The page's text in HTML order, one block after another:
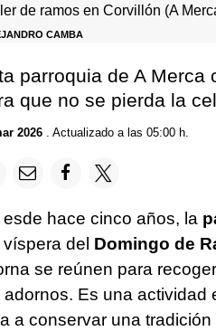
de ramos en Corvillón (A
CAMBA
parroquia de A
que no se pierda la
2026. Actualizado a las 05:00 h.
esde hace cinco años, la
víspera del Domingo de
se reúnen para
adornos. Es una actividad
a conservar una tradición